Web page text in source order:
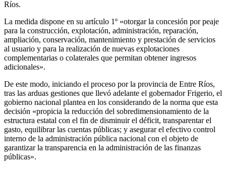
Ríos.
La medida dispone en su artículo 1º «otorgar la concesión por peaje
para la construcción, explotación, administración, reparación,
ampliación, conservación, mantenimiento y prestación de servicios
al usuario y para la realización de nuevas explotaciones
complementarias o colaterales que permitan obtener ingresos
adicionales».
De este modo, iniciando el proceso por la provincia de Entre Ríos,
tras las arduas gestiones que llevó adelante el gobernador Frigerio, el
gobierno nacional plantea en los considerando de la norma que esta
decisión «propicia la reducción del sobredimensionamiento de la
estructura estatal con el fin de disminuir el déficit, transparentar el
gasto, equilibrar las cuentas públicas; y asegurar el efectivo control
interno de la administración pública nacional con el objeto de
garantizar la transparencia en la administración de las finanzas
públicas».